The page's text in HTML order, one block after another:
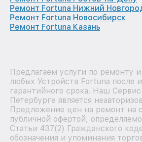
Ремонт Fortuna Нижний
Ремонт Fortuna Новосибирск
Ремонт Fortuna Казань
Предлагаем услуги по ремонту
любых Устройств Fortuna после
гарантийного срока. Наш
Петербурге является
Предложение цен на ремонт на
публичной офертой,
Статьи 437(2) Гражданского
обозначения и упоминания